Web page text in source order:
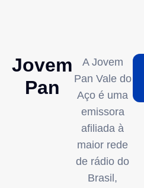
Jovem
Pan
A Jovem
Pan Vale do
Aço é uma
emissora
afiliada à
maior rede
de rádio do
Brasil,